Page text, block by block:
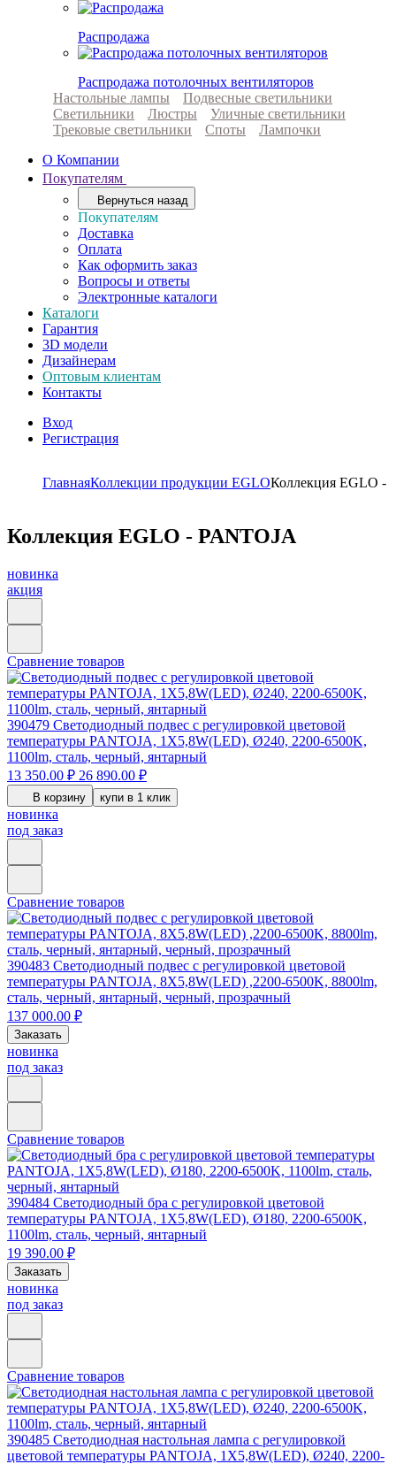
Распродажа
Распродажа потолочных вентиляторов
Настольные лампы
Подвесные светильники
Светильники
Люстры
Уличные светильники
Трековые светильники
Споты
Лампочки
О Компании
Покупателям
Вернуться назад
Покупателям
Доставка
Оплата
Как оформить заказ
Вопросы и ответы
Электронные каталоги
Каталоги
Гарантия
3D модели
Дизайнерам
Оптовым клиентам
Контакты
Вход
Регистрация
ГлавнаяКоллекции продукции EGLOКоллекция EGLO -
Коллекция EGLO - PANTOJA
новинка
акция
Сравнение товаров
390479 Светодиодный подвес с регулировкой цветовой
температуры PANTOJA, 1X5,8W(LED), Ø240, 2200-6500K,
1100lm, сталь, черный, янтарный
13 350.00 ₽ 26 890.00 ₽
В корзину купи в 1 клик
новинка
под заказ
Сравнение товаров
390483 Светодиодный подвес с регулировкой цветовой
температуры PANTOJA, 8X5,8W(LED) ,2200-6500K, 8800lm,
сталь, черный, янтарный, черный, прозрачный
137 000.00 ₽
Заказать
новинка
под заказ
Сравнение товаров
390484 Светодиодный бра с регулировкой цветовой
температуры PANTOJA, 1X5,8W(LED), Ø180, 2200-6500K,
1100lm, сталь, черный, янтарный
19 390.00 ₽
Заказать
новинка
под заказ
Сравнение товаров
390485 Светодиодная настольная лампа с регулировкой
цветовой температуры PANTOJA, 1X5,8W(LED), Ø240, 2200-